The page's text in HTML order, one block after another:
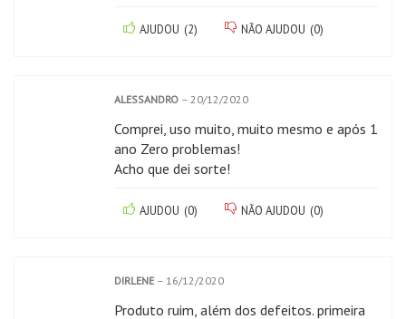
AJUDOU (2) NÃO AJUDOU (0)
ALESSANDRO – 20/12/2020
Comprei, uso muito, muito mesmo e após 1
ano Zero problemas!
Acho que dei sorte!
AJUDOU (0) NÃO AJUDOU (0)
DIRLENE – 16/12/2020
Produto ruim, além dos defeitos. primeira